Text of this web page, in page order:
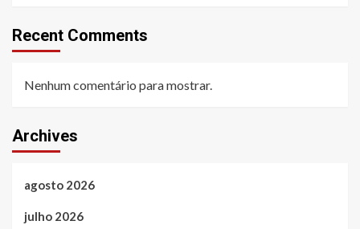
Recent Comments
Nenhum comentário para mostrar.
Archives
agosto 2026
julho 2026